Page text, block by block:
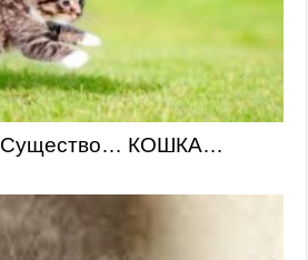
Существо… КОШКА…